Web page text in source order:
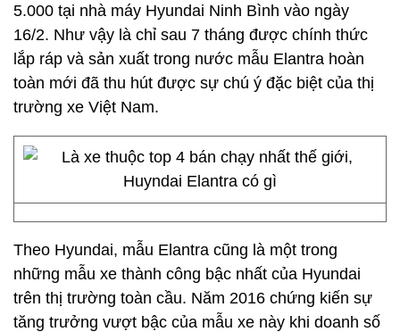
5.000 tại nhà máy Hyundai Ninh Bình vào ngày
16/2. Như vậy là chỉ sau 7 tháng được chính thức
lắp ráp và sản xuất trong nước mẫu Elantra hoàn
toàn mới đã thu hút được sự chú ý đặc biệt của thị
trường xe Việt Nam.
Theo Hyundai, mẫu Elantra cũng là một trong
những mẫu xe thành công bậc nhất của Hyundai
trên thị trường toàn cầu. Năm 2016 chứng kiến sự
tăng trưởng vượt bậc của mẫu xe này khi doanh số